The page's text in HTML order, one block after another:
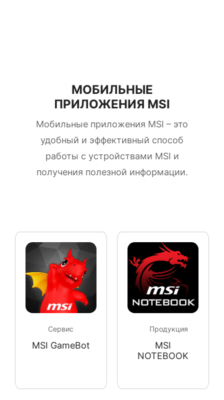
МОБИЛЬНЫЕ
ПРИЛОЖЕНИЯ MSI
Мобильные приложения MSI – это
удобный и эффективный способ
работы с устройствами MSI и
получения полезной информации.
Сервис
MSI GameBot
Продукция
MSI
NOTEBOOK